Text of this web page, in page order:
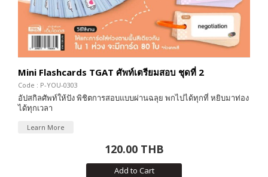
Mini Flashcards TGAT ศัพท์เตรียมสอบ ชุดที่ 2
Code : P-YOU-0303
อัปสกิลศัพท์ให้ปัง พิชิตการสอบแบบผ่านฉลุย พกไปได้ทุกที่ หยิบมาท่อง
ได้ทุกเวลา
Learn More
120.00 THB
Add to Cart